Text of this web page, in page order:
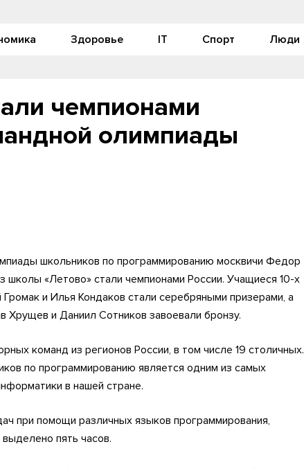
Здоровье IT Спорт Люди
чемпионами
олимпиады
школьников по программированию москвичи Федор
«Летово» стали чемпионами России. Учащиеся 10-х
и Илья Кондаков стали серебряными призерами, а
и Даниил Сотников завоевали бронзу.
команд из регионов России, в том числе 19 столичных.
по программированию является одним из самых
в нашей стране.
при помощи различных языков программирования,
пять часов.